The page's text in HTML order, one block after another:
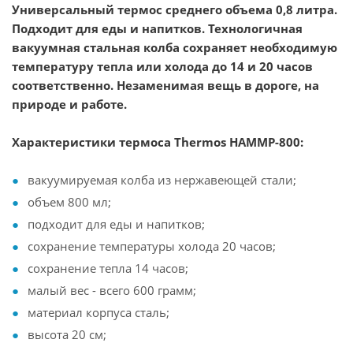
Универсальный термос среднего объема 0,8 литра.
Подходит для еды и напитков. Технологичная
вакуумная стальная колба сохраняет необходимую
температуру тепла или холода до 14 и 20 часов
соответственно. Незаменимая вещь в дороге, на
природе и работе.
Характеристики термоса Thermos HAMMP-800:
вакуумируемая колба из нержавеющей стали;
объем 800 мл;
подходит для еды и напитков;
сохранение температуры холода 20 часов;
сохранение тепла 14 часов;
малый вес - всего 600 грамм;
материал корпуса сталь;
высота 20 см;